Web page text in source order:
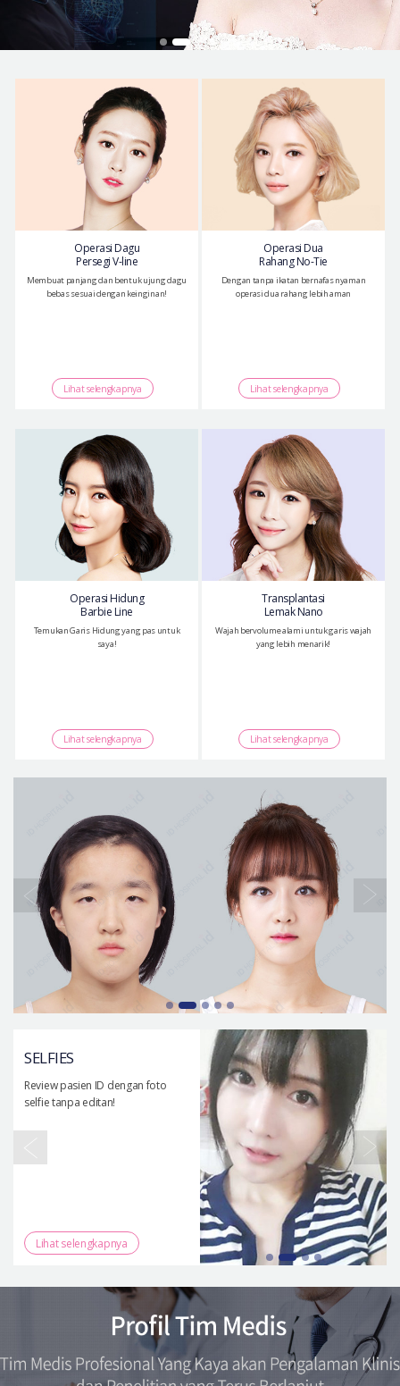
Let Me In
Introduksi Rumah Sakit
Konsultasi Online
Real Selfie Review
Operasi Dagu
Persegi V-line
Membuat panjang dan bentuk ujung dagu
bebas sesuai dengan keinginan!
Lihat selengkapnya
Operasi Dua
Rahang No-Tie
Dengan tanpa ikatan bernafas nyaman
operasi dua rahang lebih aman
Lihat selengkapnya
Operasi Hidung
Barbie Line
Temukan Garis Hidung yang pas untuk
saya!
Lihat selengkapnya
Transplantasi
Lemak Nano
Wajah bervolume alami untuk garis wajah
yang lebih menarik!
Lihat selengkapnya
SELFIES
Review pasien ID dengan foto
selfie tanpa editan!
Lihat selengkapnya